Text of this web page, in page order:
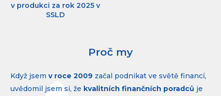
v produkci za rok 2025 v
SSLD
Proč my
Když jsem v roce 2009 začal podnikat ve světě financí,
uvědomil jsem si, že kvalitních finančních poradců je